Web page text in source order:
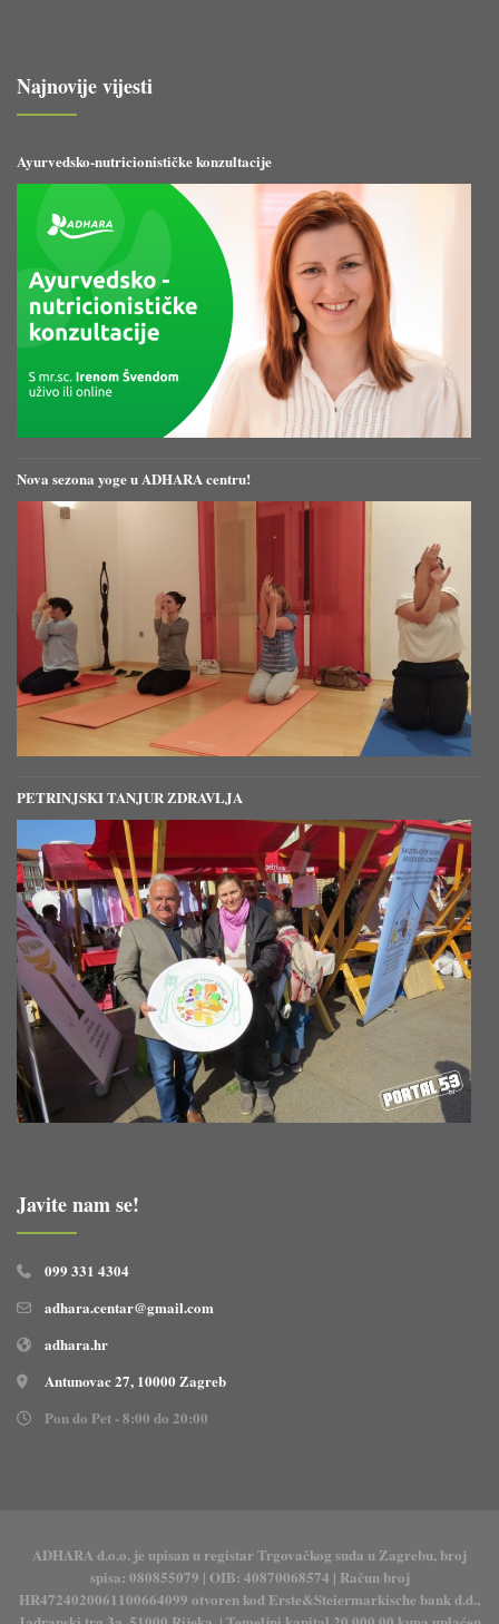
Najnovije vijesti
Ayurvedsko-nutricionističke konzultacije
Nova sezona yoge u ADHARA centru!
PETRINJSKI TANJUR ZDRAVLJA
Javite nam se!
099 331 4304
adhara.centar@gmail.com
adhara.hr
Antunovac 27, 10000 Zagreb
Pon do Pet - 8:00 do 20:00
ADHARA d.o.o. je upisan u registar Trgovačkog suda u Zagrebu, broj
spisa: 080855079 | OIB: 40870068574 | Račun broj
HR4724020061100664099 otvoren kod Erste&Steiermarkische bank d.d.,